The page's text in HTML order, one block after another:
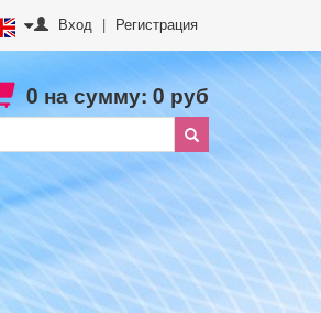
Вход | Регистрация
0на сумму: 0 руб